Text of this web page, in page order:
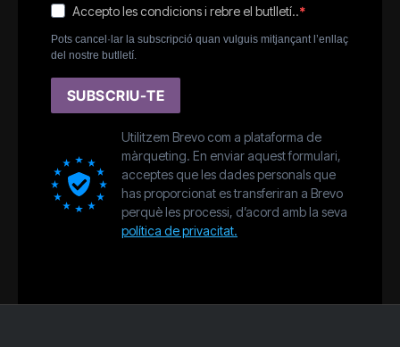
Accepto les condicions i rebre el butlletí..
Pots cancel·lar la subscripció quan vulguis mitjançant l’enllaç
del nostre butlletí.
SUBSCRIU-TE
Utilitzem Brevo com a plataforma de
màrqueting. En enviar aquest formulari,
acceptes que les dades personals que
has proporcionat es transferiran a Brevo
perquè les processi, d’acord amb la seva
política de privacitat.